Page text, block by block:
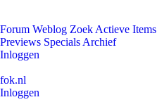
Forum Weblog Zoek Actieve Items
Previews Specials Archief
Inloggen
fok.nl
Inloggen